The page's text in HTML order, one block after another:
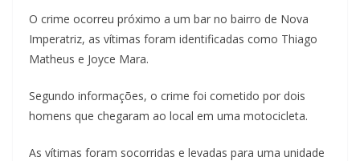
O crime ocorreu próximo a um bar no bairro de Nova
Imperatriz, as vítimas foram identificadas como Thiago
Matheus e Joyce Mara.
Segundo informações, o crime foi cometido por dois
homens que chegaram ao local em uma motocicleta.
As vítimas foram socorridas e levadas para uma unidade